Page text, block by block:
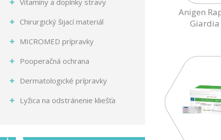
Vitamíny a doplnky stravy
Chirurgický šijací materiál
MICROMED prípravky
Pooperačná ochrana
Dermatologické prípravky
Lyžica na odstránenie kliešťa
Anigen
Giardia